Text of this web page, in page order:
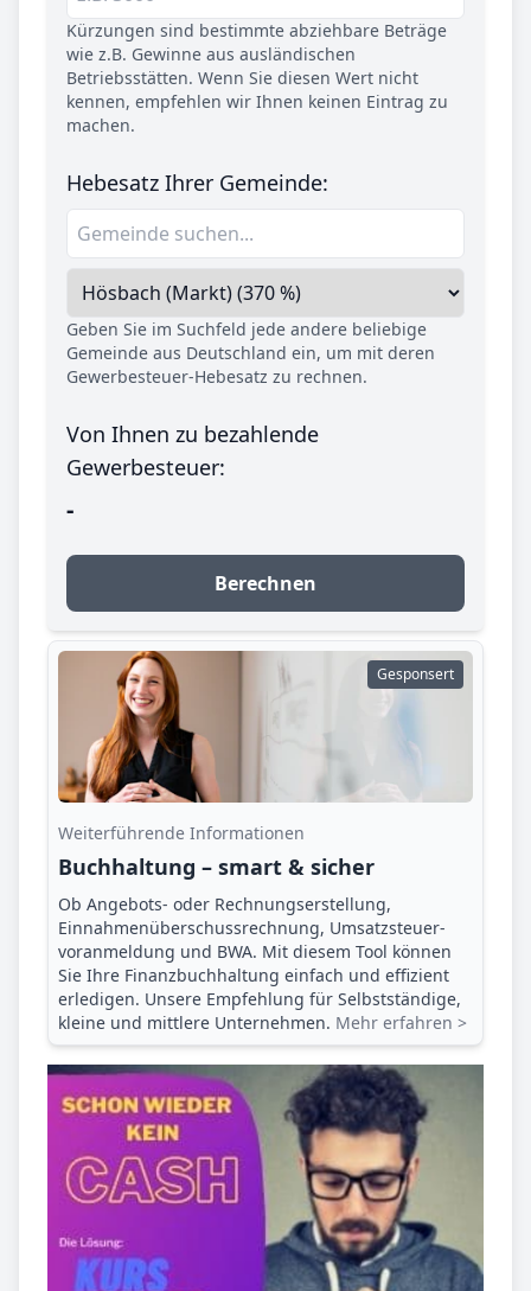
Kürzungen sind bestimmte abziehbare Beträge
wie z.B. Gewinne aus ausländischen
Betriebsstätten. Wenn Sie diesen Wert nicht
kennen, empfehlen wir Ihnen keinen Eintrag zu
machen.
Hebesatz Ihrer Gemeinde:
Geben Sie im Suchfeld jede andere beliebige
Gemeinde aus Deutschland ein, um mit deren
Gewerbesteuer-Hebesatz zu rechnen.
Von Ihnen zu bezahlende
Gewerbesteuer:
-
Berechnen
Gesponsert
Weiterführende Informationen
Buchhaltung – smart & sicher
Ob Angebots- oder Rechnungserstellung,
Einnahmenüberschuss­rechnung, Umsatzsteuer­
voranmeldung und BWA. Mit diesem Tool können
Sie Ihre Finanz­buchhaltung einfach und effizient
erledigen. Unsere Empfehlung für Selbstständige,
kleine und mittlere Unternehmen. Mehr erfahren >